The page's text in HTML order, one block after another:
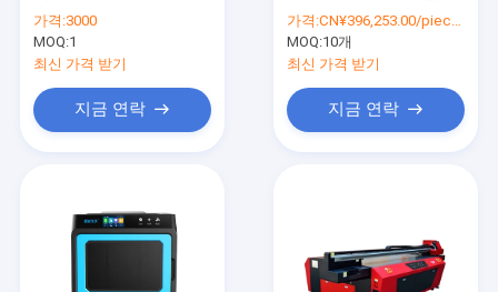
가격:3000
MOQ:1
최신 가격 받기
지금 연락
부품의 의료용 3D 프린
팅
가격:CN¥396,253.00/pieces
MOQ:10개
최신 가격 받기
지금 연락